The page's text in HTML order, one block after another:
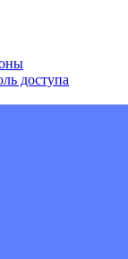
доступа